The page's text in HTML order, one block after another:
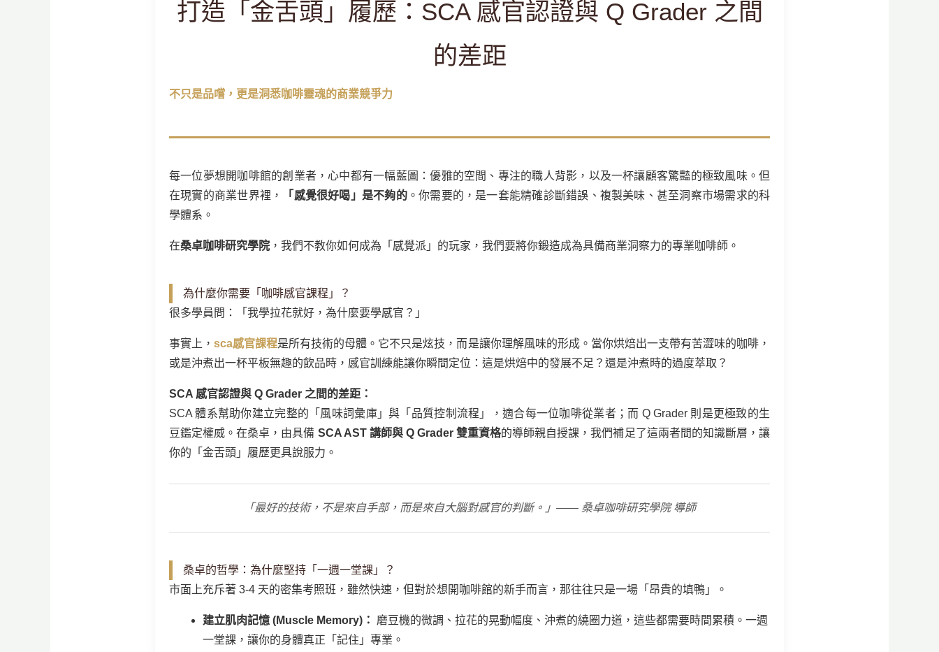
打造「金舌頭」履歷：SCA 感官認證與 Q Grader 之間
的差距
不只是品嚐，更是洞悉咖啡靈魂的商業競爭力
每一位夢想開咖啡館的創業者，心中都有一幅藍圖：優雅的空間、專注的職人背影，以及一杯讓顧客驚豔的極致風味。但
在現實的商業世界裡，
「感覺很好喝」是不夠的。你需要的，是一套能精確診斷錯誤、複製美味、甚至洞察市場需求的科
學體系。
在桑卓咖啡研究學院 ，我們不教你如何成為「感覺派」的玩家，我們要將你鍛造成為具備商業洞察力的專業咖啡師。
為什麼你需要「咖啡感官課程」？
很多學員問：「我學拉花就好，為什麼要學感官？」
事實上，sca感官課程是所有技術的母體。它不只是炫技，而是讓你理解風味的形成。當你烘焙出一支帶有苦澀味的咖啡，
或是沖煮出一杯平板無趣的飲品時，感官訓練能讓你瞬間定位：這是烘焙中的發展不足？還是沖煮時的過度萃取？
SCA 感官認證與 Q Grader 之間的差距：
SCA 體系幫助你建立完整的「風味詞彙庫」與「品質控制流程」，適合每一位咖啡從業者；而 Q Grader 則是更極致的生
豆鑑定權威。在桑卓，由具備 SCA AST 講師與 Q Grader 雙重資格的導師親自授課，我們補足了這兩者間的知識斷層，讓
你的「金舌頭」履歷更具說服力。
「最好的技術，不是來自手部，而是來自大腦對感官的判斷。」—— 桑卓咖啡研究學院 導師
桑卓的哲學：為什麼堅持「一週一堂課」？
市面上充斥著 3-4 天的密集考照班，雖然快速，但對於想開咖啡館的新手而言，那往往只是一場「昂貴的填鴨」。
建立肌肉記憶 (Muscle Memory)：
磨豆機的微調、拉花的晃動幅度、沖煮的繞圈力道，這些都需要時間累積。一週
一堂課，讓你的身體真正「記住」專業。